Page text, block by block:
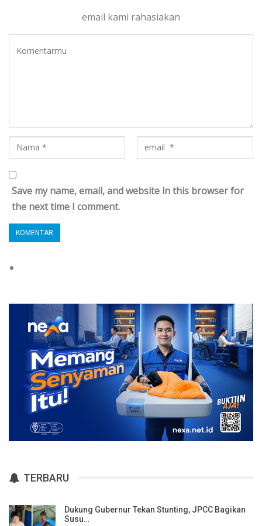
email kami rahasiakan
Save my name, email, and website in this browser for
the next time I comment.
TERBARU
Dukung Gubernur Tekan Stunting, JPCC Bagikan
Susu…